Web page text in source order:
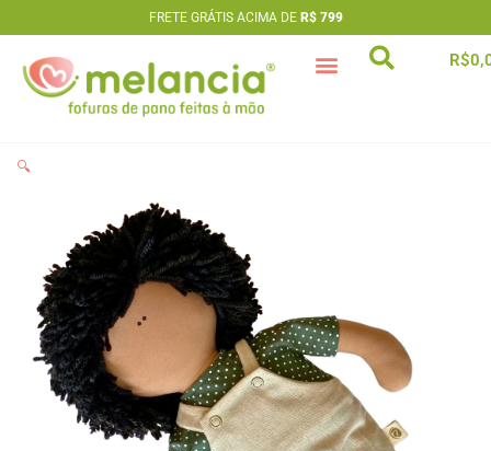
para
conteúdo
FRETE GRÁTIS ACIMA DER$ 799
R$
🔍